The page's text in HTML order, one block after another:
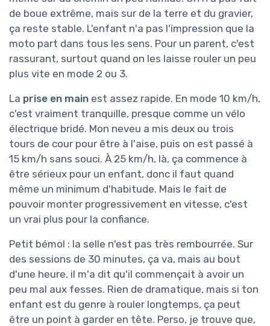
de boue extrême, mais sur de la terre et du gravier,
ça reste stable. L'enfant n'a pas l'impression que la
moto part dans tous les sens. Pour un parent, c'est
rassurant, surtout quand on les laisse rouler un peu
plus vite en mode 2 ou 3.
La prise en main est assez rapide. En mode 10 km/h,
c'est vraiment tranquille, presque comme un vélo
électrique bridé. Mon neveu a mis deux ou trois
tours de cour pour être à l'aise, puis on est passé à
15 km/h sans souci. À 25 km/h, là, ça commence à
être sérieux pour un enfant, donc il faut quand
même un minimum d'habitude. Mais le fait de
pouvoir monter progressivement en vitesse, c'est
un vrai plus pour la confiance.
Petit bémol : la selle n'est pas très rembourrée. Sur
des sessions de 30 minutes, ça va, mais au bout
d'une heure, il m'a dit qu'il commençait à avoir un
peu mal aux fesses. Rien de dramatique, mais si ton
enfant est du genre à rouler longtemps, ça peut
être un point à garder en tête. Perso, je trouve que,